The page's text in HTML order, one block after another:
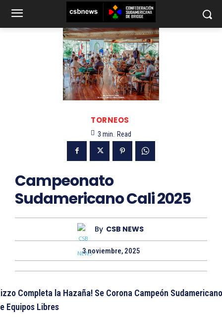
TORNEOS
3 min. Read
Campeonato
Sudamericano Cali 2025
By CSB NEWS
3 noviembre, 2025
Completa la Hazaña! Se Corona Campeón Sudamericano
Equipos Libres